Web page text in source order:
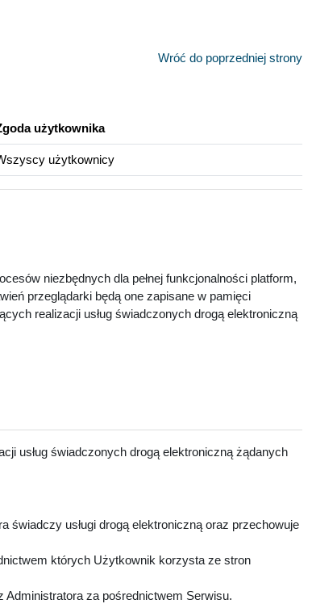
Wróć do poprzedniej strony
użytkownika
użytkownicy
niezbędnych dla pełnej funkcjonalności platform,
przeglądarki będą one zapisane w pamięci
realizacji usług świadczonych drogą elektroniczną
usług świadczonych drogą elektroniczną żądanych
świadczy usługi drogą elektroniczną oraz przechowuje
których Użytkownik korzysta ze stron
za pośrednictwem Serwisu.